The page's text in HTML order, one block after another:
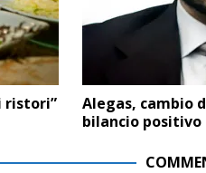
ristori”
Alegas, cambio
bilancio positivo